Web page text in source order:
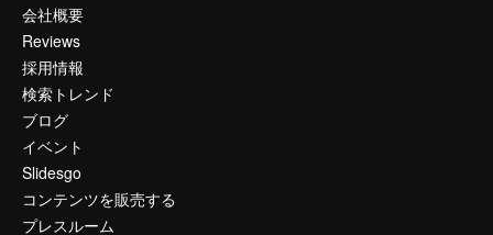
会社概要
Reviews
採用情報
検索トレンド
ブログ
イベント
Slidesgo
コンテンツを販売する
プレスルーム